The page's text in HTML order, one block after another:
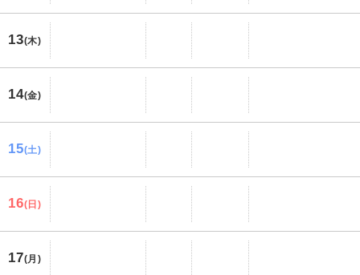
13(木)
14(金)
15(土)
16(日)
17(月)